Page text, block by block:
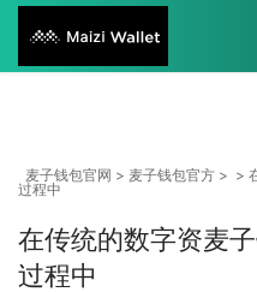
麦子钱包官网 > 麦子钱包官方 > >
过程中
在传统的数字资麦
过程中